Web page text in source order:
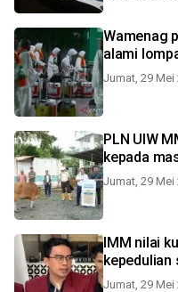
Wamenag
alami
Jumat, 29 Mei
PLN UIW
kepada
Jumat, 29 Mei
IMM nilai
kepedulian
Jumat, 29 Mei